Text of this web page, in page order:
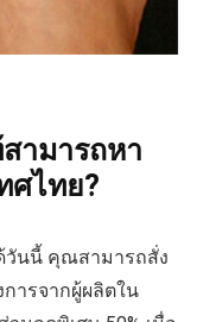
ามารถหา
ศไทย?
วันนี้ คุณสามารถสั่ง
ารจากผู้ผลิตใน